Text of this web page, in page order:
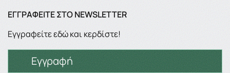
ΕΓΓΡΑΦΕΊΤΕ ΣΤΟ NEWSLETTER
Εγγραφείτε εδώ και κερδίστε!
Εγγραφή